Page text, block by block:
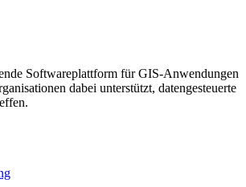
Softwareplattform für GIS-Anwendungen
dabei unterstützt, datengesteuerte